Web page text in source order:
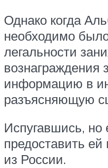
Однако когда
необходимо
легальности
вознаграждения
информацию в
разъясняющую
Испугавшись,
предоставить
из России.